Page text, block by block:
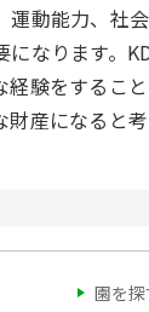
運動能力、社
なります。
経験をするこ
産になると考
園を探